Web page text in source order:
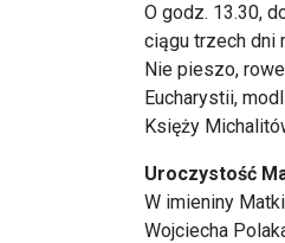
O godz. 13.30,
ciągu trzech dni
Nie pieszo,
Eucharystii,
Księży
Uroczystość
W imieniny
Wojciecha